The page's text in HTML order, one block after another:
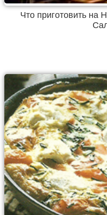
Что приготовить на